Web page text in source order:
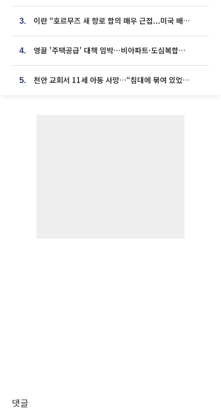
3. 이란 “호르무즈 새 항로 합의 매우 근접...미국 배상 먼저”
4. 영끌 '주택공급' 대책 임박⋯비아파트·도심복합까지 총동원
5. 천안 교회서 11세 아동 사망…“침대에 묶여 있었다” 진술 확보
댓글